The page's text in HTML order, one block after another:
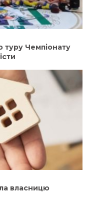
туру Чемпіонату
власницю